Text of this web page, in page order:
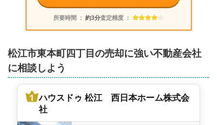
所要時間 ： 約3分査定精度 ：
松江市東本町四丁目の売却に強い不動産会社
に相談しよう
ハウスドゥ 松江 西日本ホーム株式会
社